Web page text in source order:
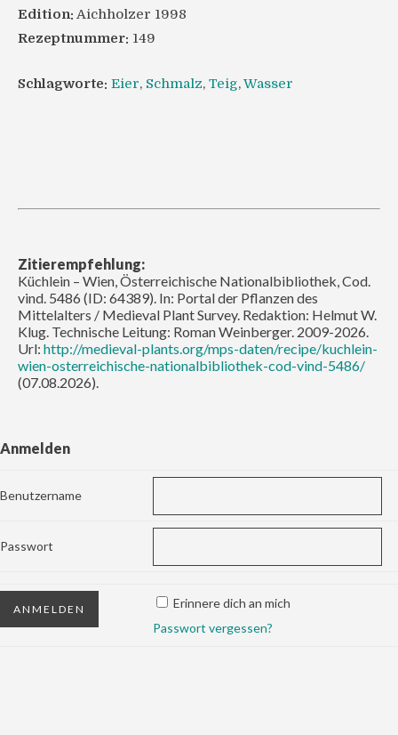
Edition: Aichholzer 1998
Rezeptnummer: 149
Schlagworte: Eier, Schmalz, Teig,Wasser
Zitierempfehlung:
Küchlein – Wien, Österreichische Nationalbibliothek, Cod.
vind. 5486 (ID: 64389). In: Portal der Pflanzen des
Mittelalters / Medieval Plant Survey. Redaktion: Helmut W.
Klug. Technische Leitung: Roman Weinberger. 2009-2026.
Url: http://medieval-plants.org/mps-daten/recipe/kuchlein-
wien-osterreichische-nationalbibliothek-cod-vind-5486/
(07.08.2026).
Anmelden
Benutzername
Passwort
Erinnere dich an mich
Passwort vergessen?